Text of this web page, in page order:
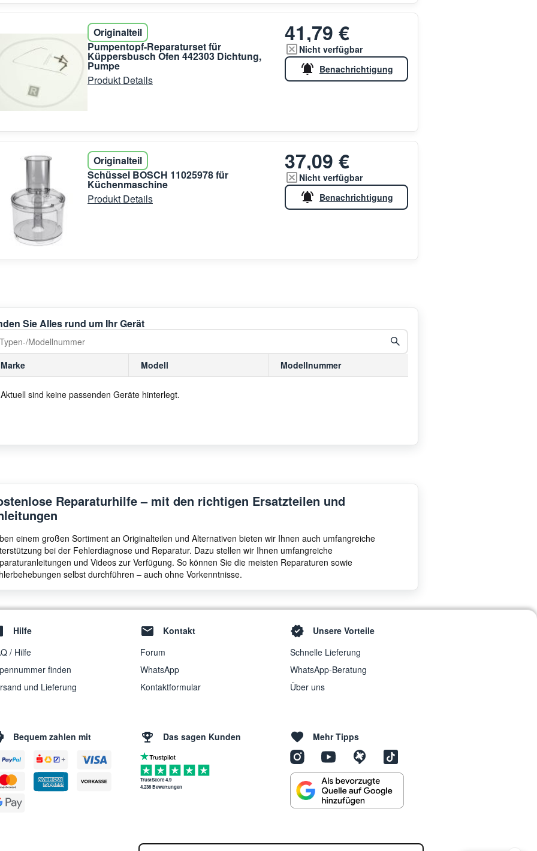
Originalteil
Pumpentopf-Reparaturset für
Küppersbusch Ofen 442303 Dichtung,
Pumpe
Produkt Details
41,79 €
Nicht verfügbar
Benachrichtigung
Originalteil
Schüssel BOSCH 11025978 für
Küchenmaschine
Produkt Details
37,09 €
Nicht verfügbar
Benachrichtigung
Sie Alles rund um Ihr Gerät
Marke Modell Modellnummer
Aktuell sind keine passenden Geräte hinterlegt.
Reparaturhilfe – mit den richtigen Ersatzteilen und
einem großen Sortiment an Originalteilen und Alternativen bieten wir Ihnen auch umfangreiche
bei der Fehlerdiagnose und Reparatur. Dazu stellen wir Ihnen umfangreiche
und Videos zur Verfügung. So können Sie die meisten Reparaturen sowie
selbst durchführen – auch ohne Vorkenntnisse.
Hilfe
/ Hilfe
finden
und Lieferung
Kontakt
Forum
WhatsApp
Kontaktformular
Unsere Vorteile
Schnelle Lieferung
WhatsApp-Beratung
Über uns
Bequem zahlen mit Das sagen Kunden
TrustScore 4.9
4.238 Bewertungen
Mehr Tipps